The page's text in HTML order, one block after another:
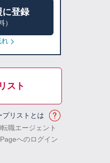
に登録
）
れ
スト
プリストとは
職エージェント
へのログイン